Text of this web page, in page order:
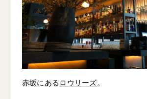
赤坂にある ロウリーズ。